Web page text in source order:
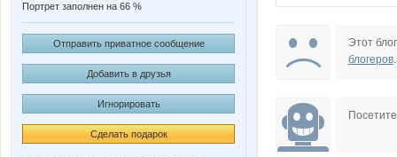
Портрет заполнен на 66 %
Отправить приватное сообщение
Добавить в друзья
Игнорировать
Сделать подарок
cornflour
Этот
блогеров.